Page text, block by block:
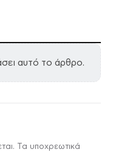
αυτό το άρθρο.
Τα υποχρεωτικά